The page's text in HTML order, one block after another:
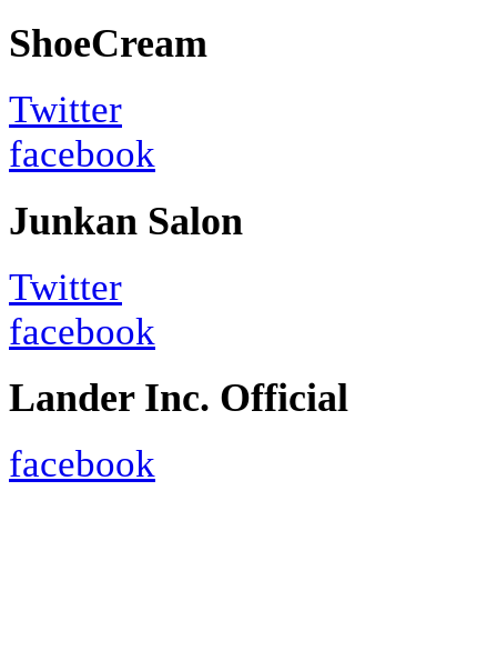
ShoeCream
Twitter
facebook
Junkan Salon
Twitter
facebook
Lander Inc. Official
facebook